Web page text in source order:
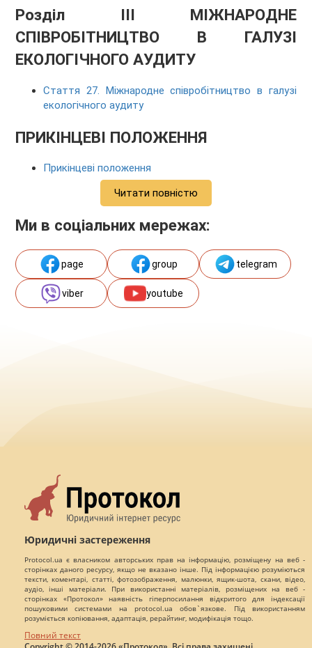
Розділ III МІЖНАРОДНЕ
СПІВРОБІТНИЦТВО В ГАЛУЗІ
ЕКОЛОГІЧНОГО АУДИТУ
Стаття 27. Міжнародне співробітництво в галузі
екологічного аудиту
ПРИКІНЦЕВІ ПОЛОЖЕННЯ
Прикінцеві положення
Читати повністю
Ми в соціальних мережах:
page group telegram
viber youtube
Юридичні застереження
Protocol.ua є власником авторських прав на інформацію, розміщену на веб -
сторінках даного ресурсу, якщо не вказано інше. Під інформацією розуміються
тексти, коментарі, статті, фотозображення, малюнки, ящик-шота, скани, відео,
аудіо, інші матеріали. При використанні матеріалів, розміщених на веб -
сторінках «Протокол» наявність гіперпосилання відкритого для індексації
пошуковими системами на protocol.ua обов`язкове. Під використанням
розуміється копіювання, адаптація, рерайтинг, модифікація тощо.
Повний текст